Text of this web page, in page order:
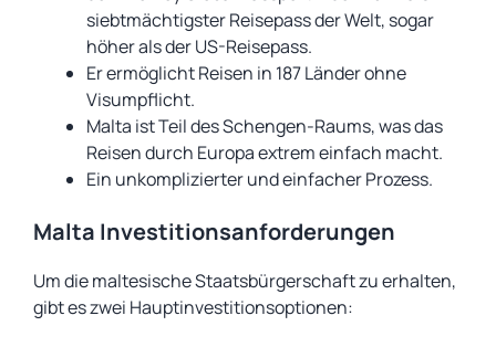
siebtmächtigster Reisepass der Welt, sogar
höher als der US-Reisepass.
Er ermöglicht Reisen in 187 Länder ohne
Visumpflicht.
Malta ist Teil des Schengen-Raums, was das
Reisen durch Europa extrem einfach macht.
Ein unkomplizierter und einfacher Prozess.
Malta Investitionsanforderungen
Um die maltesische Staatsbürgerschaft zu erhalten,
gibt es zwei Hauptinvestitionsoptionen: